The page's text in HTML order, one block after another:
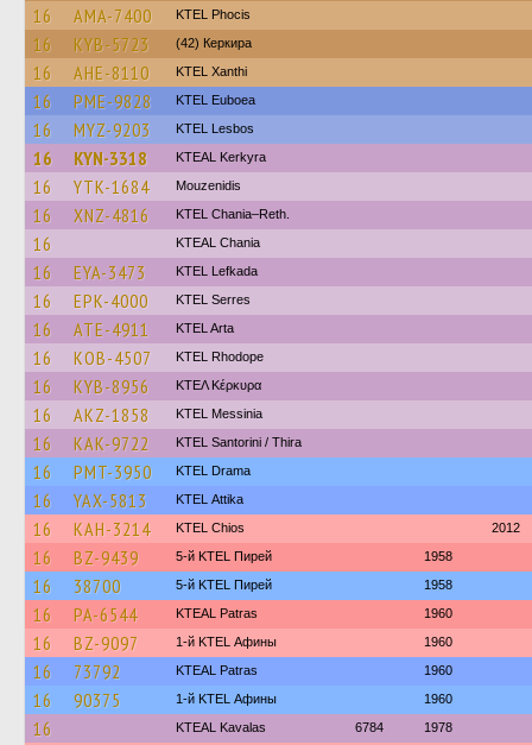
16 AMA-7400 ΚΤΕL Phocis
16 KYB-5723 (42) Керкира
16 AHE-8110 KTEL Xanthi
16 PME-9828 ΚΤΕL Euboea
16 MYZ-9203 KTEL Lesbos
16 KYN-3318 KTEAL Kerkyra
16 YTK-1684 Mouzenidis
16 XNZ-4816 KTEL Chania–Reth.
16 KTEAL Chania
16 EYA-3473 KTEL Lefkada
16 EPK-4000 KTEL Serres
16 ATE-4911 KTEL Arta
16 KOB-4507 KTEL Rhodope
16 KYB-8956 ΚΤΕΛ Κέρκυρα
16 AKZ-1858 KTEL Messinia
16 KAK-9722 KTEL Santorini / Thira
16 PMT-3950 KTEL Drama
16 YAX-5813 KΤΕL Αttika
16 KAH-3214 KTEL Chios 2012
16 BZ-9439 5-й KTEL Пирей 1958
16 38700 5-й KTEL Пирей 1958
16 PA-6544 KTEAL Patras 1960
16 BZ-9097 1-й KTEL Афины 1960
16 73792 KTEAL Patras 1960
16 90375 1-й KTEL Афины 1960
16 KTEAL Kavalas 6784 1978